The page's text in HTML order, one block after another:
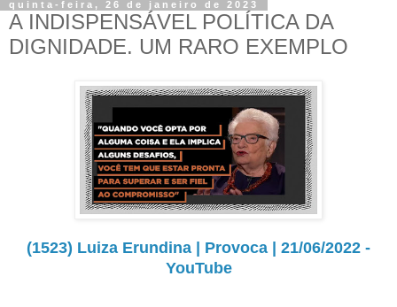
quinta-feira, 26 de janeiro de 2023
A INDISPENSÁVEL POLÍTICA DA
DIGNIDADE. UM RARO EXEMPLO
(1523) Luiza Erundina | Provoca | 21/06/2022 -
YouTube